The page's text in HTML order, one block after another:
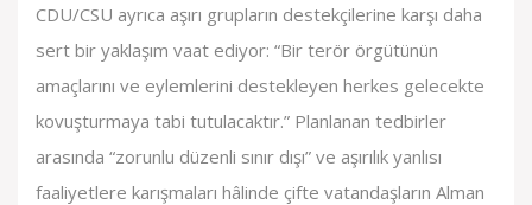
CDU/CSU ayrıca aşırı grupların destekçilerine karşı daha
sert bir yaklaşım vaat ediyor: “Bir terör örgütünün
amaçlarını ve eylemlerini destekleyen herkes gelecekte
kovuşturmaya tabi tutulacaktır.” Planlanan tedbirler
arasında “zorunlu düzenli sınır dışı” ve aşırılık yanlısı
faaliyetlere karışmaları hâlinde çifte vatandaşların Alman